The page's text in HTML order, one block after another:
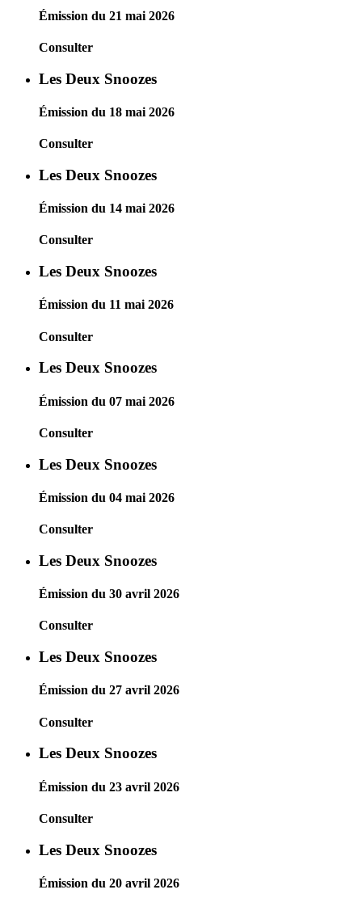
Émission du 21 mai 2026
Consulter
Les Deux Snoozes
Émission du 18 mai 2026
Consulter
Les Deux Snoozes
Émission du 14 mai 2026
Consulter
Les Deux Snoozes
Émission du 11 mai 2026
Consulter
Les Deux Snoozes
Émission du 07 mai 2026
Consulter
Les Deux Snoozes
Émission du 04 mai 2026
Consulter
Les Deux Snoozes
Émission du 30 avril 2026
Consulter
Les Deux Snoozes
Émission du 27 avril 2026
Consulter
Les Deux Snoozes
Émission du 23 avril 2026
Consulter
Les Deux Snoozes
Émission du 20 avril 2026